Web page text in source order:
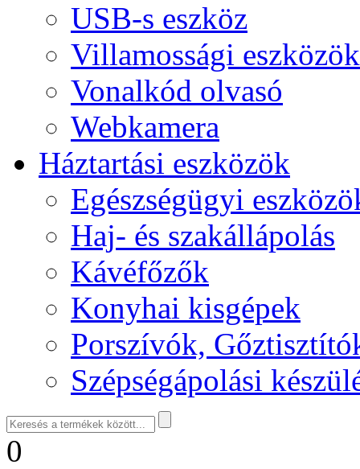
USB-s eszköz
Villamossági eszközök
Vonalkód olvasó
Webkamera
Háztartási eszközök
Egészségügyi
Haj- és szakállápolás
Kávéfőzők
Konyhai kisgépek
Porszívók,
Szépségápolási
0